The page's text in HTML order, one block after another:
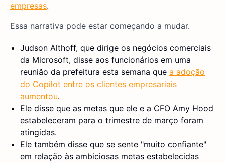
empresas.
Essa narrativa pode estar começando a mudar.
Judson Althoff, que dirige os negócios comerciais
da Microsoft, disse aos funcionários em uma
reunião da prefeitura esta semana que a adoção
do Copilot entre os clientes empresariais
aumentou.
Ele disse que as metas que ele e a CFO Amy Hood
estabeleceram para o trimestre de março foram
atingidas.
Ele também disse que se sente "muito confiante"
em relação às ambiciosas metas estabelecidas